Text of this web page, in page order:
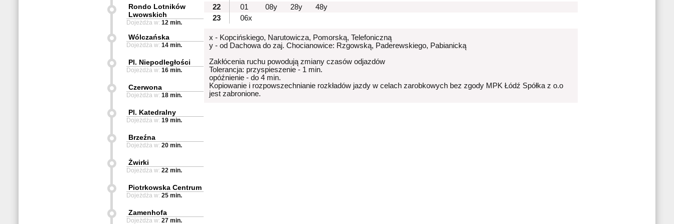
22
01 08y 28y
48y
23
06x
x - Kopcińskiego, Narutowicza, Pomorską, Telefoniczną
y - od Dachowa do zaj. Chocianowice: Rzgowską, Paderewskiego, Pabianicką
Zakłócenia ruchu powodują zmiany czasów odjazdów
Tolerancja: przyspieszenie - 1 min.
opóźnienie - do 4 min.
Kopiowanie i rozpowszechnianie rozkładów jazdy w celach zarobkowych bez zgody MPK Łódź Spółka z o.o
jest zabronione.
Rondo Lotników
Lwowskich
Dojeżdża w: 12 min.
Wólczańska
Dojeżdża w: 14 min.
Pl. Niepodległości
Dojeżdża w: 16 min.
Czerwona
Dojeżdża w: 18 min.
Pl. Katedralny
Dojeżdża w: 19 min.
Brzeźna
Dojeżdża w: 20 min.
Żwirki
Dojeżdża w: 22 min.
Piotrkowska Centrum
Dojeżdża w: 25 min.
Zamenhofa
Dojeżdża w: 27 min.